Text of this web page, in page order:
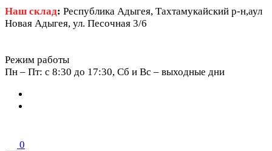
Наш склад: Республика Адыгея, Тахтамукайский р-н,аул
Новая Адыгея, ул. Песочная 3/6
Режим работы
Пн – Пт: c 8:30 до 17:30, Сб и Вс – выходные дни
0